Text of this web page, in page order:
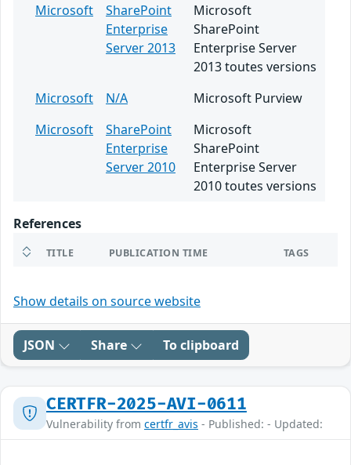
Microsoft
SharePoint
Enterprise
Server 2013
Microsoft
SharePoint
Enterprise Server
2013 toutes versions
Microsoft
N/A
Microsoft Purview
Microsoft
SharePoint
Enterprise
Server 2010
Microsoft
SharePoint
Enterprise Server
2010 toutes versions
References
TITLE PUBLICATION TIME TAGS
Show details on source website
JSON Share To clipboard
CERTFR-2025-AVI-0611
Vulnerability from certfr_avis - Published: - Updated: